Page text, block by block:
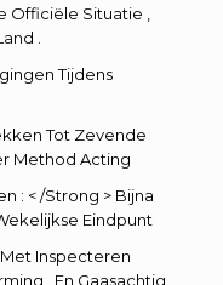
Officiële Situatie ,
.
Tijdens
Tot Zevende
Method Acting
: < /Strong > Bijna
Eindpunt
Inspecteren
, En Gaasachtig